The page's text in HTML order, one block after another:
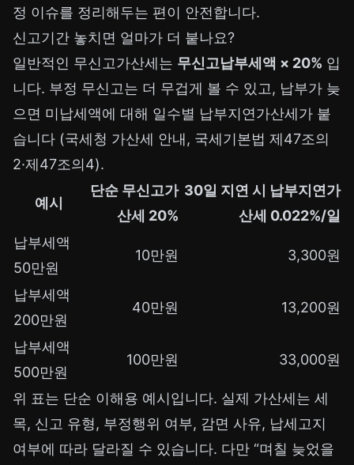
정 이슈를 정리해두는 편이 안전합니다.
신고기간 놓치면 얼마가 더 붙나요?
일반적인 무신고가산세는 무신고납부세액 × 20% 입
니다. 부정 무신고는 더 무겁게 볼 수 있고, 납부가 늦
으면 미납세액에 대해 일수별 납부지연가산세가 붙
습니다 (국세청 가산세 안내, 국세기본법 제47조의
2·제47조의4).
예시
단순 무신고가
산세 20%
30일 지연 시 납부지연가
산세 0.022%/일
납부세액
50만원
10만원 3,300원
납부세액
200만원
40만원 13,200원
납부세액
500만원
100만원 33,000원
위 표는 단순 이해용 예시입니다. 실제 가산세는 세
목, 신고 유형, 부정행위 여부, 감면 사유, 납세고지
여부에 따라 달라질 수 있습니다. 다만 “며칠 늦었을